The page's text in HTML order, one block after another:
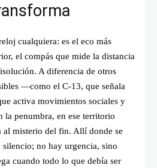
cualquiera: es el eco más
el compás que mide la distancia
A diferencia de otros
—como el C-13, que señala
activa movimientos sociales y
penumbra, en ese territorio
al misterio del fin. Allí donde se
no hay urgencia, sino
cuando todo lo que debía ser